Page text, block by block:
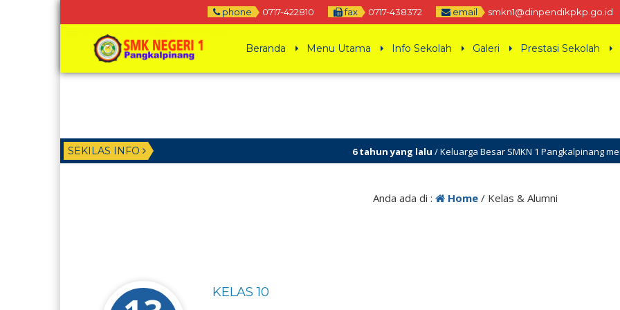
phone 0717-422810 fax 0717-438372 email smkn1@dinpendikpkp.go.id
Beranda Menu Utama Info Sekolah Galeri Prestasi Sekolah
SEKILAS INFO 6 tahun yang lalu/ Keluarga Besar SMKN 1 Pangkalpinang
Anda ada di : Home/ Kelas & Alumni
KELAS 10